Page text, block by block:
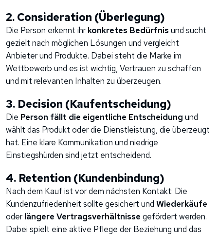
2. Consideration (Überlegung)
Die Person erkennt ihrkonkretes Bedürfnis und sucht
gezielt nach möglichen Lösungen und vergleicht
Anbieter und Produkte. Dabei steht die Marke im
Wettbewerb und es ist wichtig, Vertrauen zu schaffen
und mit relevanten Inhalten zu überzeugen.
3. Decision (Kaufentscheidung)
Die Person fällt die eigentliche Entscheidung und
wählt das Produkt oder die Dienstleistung, die überzeugt
hat. Eine klare Kommunikation und niedrige
Einstiegshürden sind jetzt entscheidend.
4. Retention (Kundenbindung)
Nach dem Kauf ist vor dem nächsten Kontakt: Die
Kundenzufriedenheit sollte gesichert und Wiederkäufe
oderlängere Vertragsverhältnisse gefördert werden.
Dabei spielt eine aktive Pflege der Beziehung und das